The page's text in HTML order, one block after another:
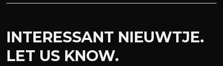
INTERESSANT NIEUWTJE.
LET US KNOW.